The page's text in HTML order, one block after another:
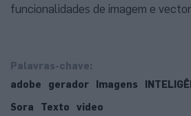
funcionalidades de imagem e
Palavras-chave:
adobe
gerador Imagens
Sora
Texto video